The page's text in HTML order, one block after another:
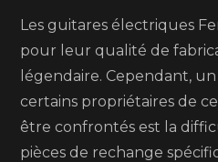
Les guitares électriques
pour leur qualité de
légendaire. Cependant,
certains propriétaires de
être confrontés est la
pièces de rechange